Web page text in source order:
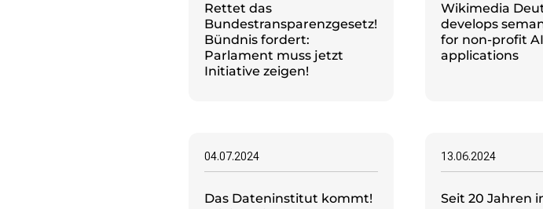
Rettet das
Bundestransparenzgesetz!
Bündnis fordert:
Parlament muss jetzt
Initiative zeigen!
Wikimedia
develops
for non-profit AI
applications
04.07.2024
Das Dateninstitut kommt!
13.06.2024
Seit 20 Jahren